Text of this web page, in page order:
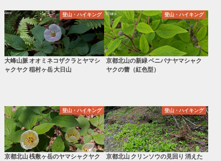
登山・ハイキング
大峰山脈 オオミネコザクラとヤマシ
ャクヤク 稲村ヶ岳 大日山
登山・ハイキング
京都北山の新緑 ベニバナヤマシャク
ヤクの蕾（紅色型）
登山・ハイキング
京都北山 桟敷ヶ岳のヤマシャクヤク
登山・ハイキング
京都北山 クリンソウの見回り 消えた